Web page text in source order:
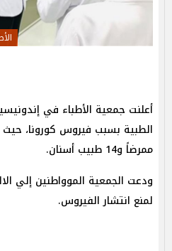
ممرضاً و14 طبيب أسنان.
ودعت الجمعية الموواطنين إلي
لمنع انتشار الفيروس.